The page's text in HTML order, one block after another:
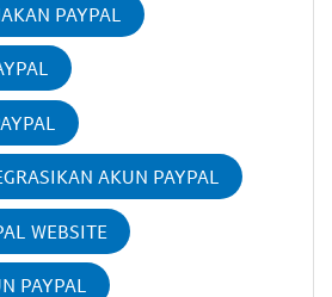
PAYPAL
AKUN PAYPAL
WEBSITE
PAYPAL